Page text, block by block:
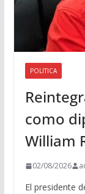
POLITICA
como
William
02/08/2026
El presidente